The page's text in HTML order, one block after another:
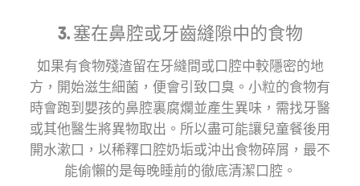
3. 塞在鼻腔或牙齒縫隙中的食物
如果有食物殘渣留在牙縫間或口腔中較隱密的地
方，開始滋生細菌，便會引致口臭。小粒的食物有
時會跑到嬰孩的鼻腔裏腐爛並產生異味，需找牙醫
或其他醫生將異物取出。所以盡可能讓兒童餐後用
開水漱口，以稀釋口腔奶垢或沖出食物碎屑，最不
能偷懶的是每晚睡前的徹底清潔口腔。